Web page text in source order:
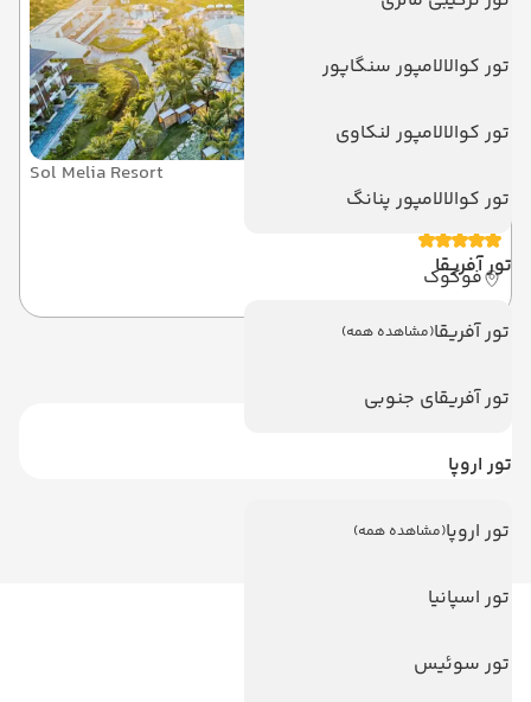
تور کوالالامپور سنگاپور
تور کوالالامپور لنکاوی
تور کوالالامپور پنانگ
تور آفریقا
تور آفریقا(مشاهده همه)
تور آفریقای جنوبی
تور اروپا
تور اروپا(مشاهده همه)
تور اسپانیا
تور سوئیس
Sol Melia Resort
سل بای ملیا
فوکوک
ویزا